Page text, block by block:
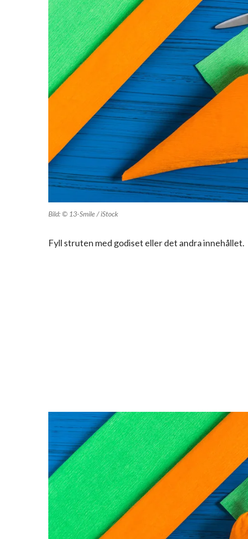
Bild: © 13-Smile / iStock
Fyll struten med godiset eller det andra innehållet.